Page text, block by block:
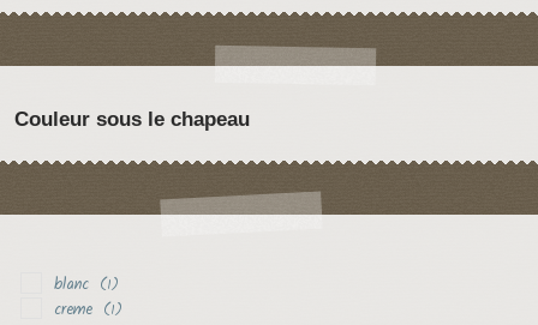
Couleur sous le chapeau
blanc (1)
creme (1)